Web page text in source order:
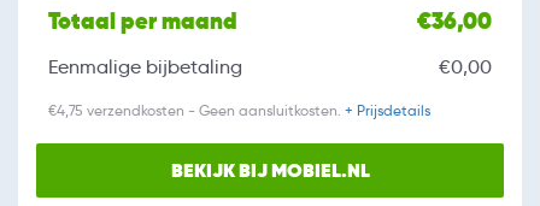
Totaal per maand €36,00
Eenmalige bijbetaling €0,00
€4,75 verzendkosten - Geen aansluitkosten. + Prijsdetails
BEKIJK BIJ MOBIEL.NL